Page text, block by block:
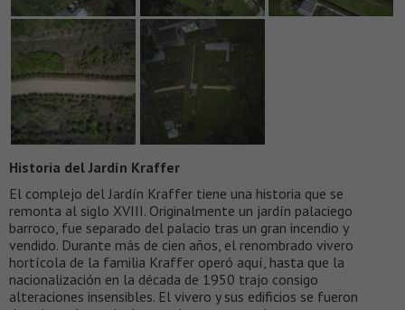
Historia del Jardín Kraffer
El complejo del Jardín Kraffer tiene una historia que se
remonta al siglo XVIII. Originalmente un jardín palaciego
barroco, fue separado del palacio tras un gran incendio y
vendido. Durante más de cien años, el renombrado vivero
hortícola de la familia Kraffer operó aquí, hasta que la
nacionalización en la década de 1950 trajo consigo
alteraciones insensibles. El vivero y sus edificios se fueron